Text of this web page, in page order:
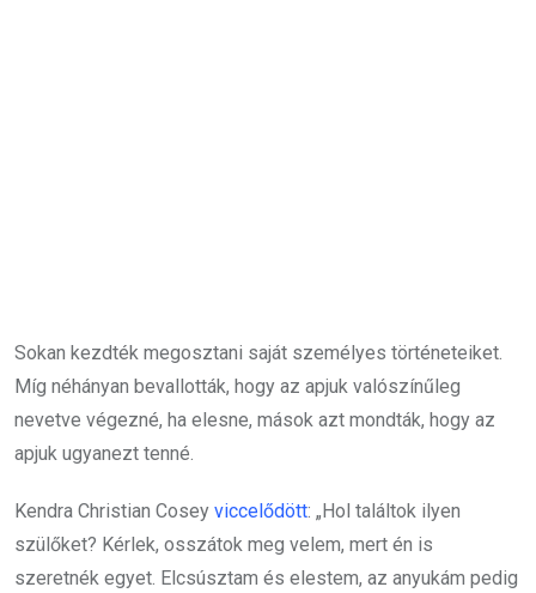
Sokan kezdték megosztani saját személyes történeteiket.
Míg néhányan bevallották, hogy az apjuk valószínűleg
nevetve végezné, ha elesne, mások azt mondták, hogy az
apjuk ugyanezt tenné.
Kendra Christian Cosey viccelődött: „Hol találtok ilyen
szülőket? Kérlek, osszátok meg velem, mert én is
szeretnék egyet. Elcsúsztam és elestem, az anyukám pedig